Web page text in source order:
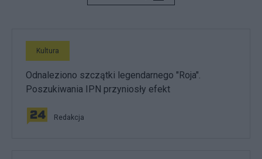
Kultura
Odnaleziono szczątki legendarnego "Roja".
Poszukiwania IPN przyniosły efekt
Redakcja